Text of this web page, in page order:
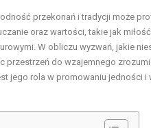
przekonań i tradycji może
oraz wartości, takie jak
W obliczu wyzwań, jakie
do wzajemnego
jego rola w promowaniu